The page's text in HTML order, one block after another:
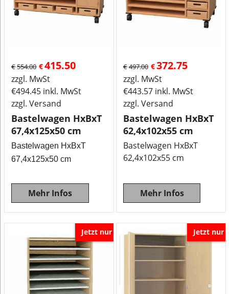
€554.00 €415.50
zzgl. MwSt
€494.45 inkl. MwSt
zzgl. Versand
Bastelwagen HxBxT
67,4x125x50 cm
Bastelwagen HxBxT
67,4x125x50 cm
Mehr Infos
€497.00 €372.75
zzgl. MwSt
€443.57 inkl. MwSt
zzgl. Versand
Bastelwagen HxBxT
62,4x102x55 cm
Bastelwagen HxBxT
62,4x102x55 cm
Mehr Infos
Jetzt nur Jetzt nur